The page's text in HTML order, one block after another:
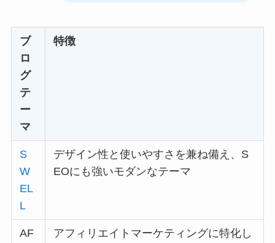
ブ
ロ
グ
テ
ー
マ
特徴
S
W
EL
L
デザイン性と使いやすさを兼ね備え、S
EOにも強いモダンなテーマ
AF
アフィリエイトマーケティングに特化し